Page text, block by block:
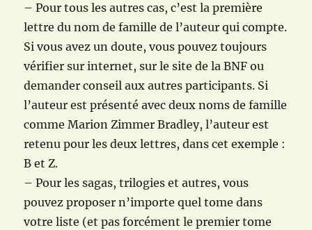
– Pour tous les autres cas, c’est la première
lettre du nom de famille de l’auteur qui compte.
Si vous avez un doute, vous pouvez toujours
vérifier sur internet, sur le site de la BNF ou
demander conseil aux autres participants. Si
l’auteur est présenté avec deux noms de famille
comme Marion Zimmer Bradley, l’auteur est
retenu pour les deux lettres, dans cet exemple :
B et Z.
– Pour les sagas, trilogies et autres, vous
pouvez proposer n’importe quel tome dans
votre liste (et pas forcément le premier tome